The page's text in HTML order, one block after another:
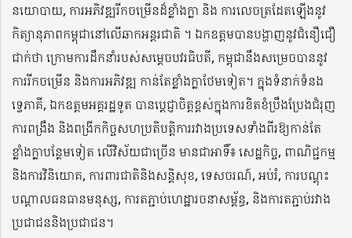
នយោបាយ, ការអភិវឌ្ឍរីកចម្រើនដ៏ខ្លាំងក្លា និង ការលេចត្រដែតឡើងនូវ
កិត្យានុភាពកម្ពុជានៅលើឆាកអន្តរជាតិ ។ ឯកឧត្តមបានបង្ហាញនូវជំនឿជឿ
ជាក់ថា ក្រោមការដឹកនាំរបស់សម្ដេចបវរធិបតី, កម្ពុជានឹងសម្រេចបាននូវ
ការរីកចម្រើន និងការអភិវឌ្ឍ កាន់តែខ្លាំងក្លាថែមទៀត។ ក្នុងទំនាក់ទំនង
ទ្វេភាគី, ឯកឧត្តមអគ្គរដ្ឋទូត បានប្ដេជ្ញាចិត្តខ្ពស់ក្នុងការខិតខំប្រឹងប្រែងជំរុញ
ការពង្រឹង និងពង្រីកកិច្ចសហប្រតិបត្តិការរវាងប្រទេសទាំងពីរឱ្យកាន់តែ
ខ្លាំងក្លាបន្ថែមទៀត លើវិស័យជាច្រើន មានជាអាទិ៍៖ សេដ្ឋកិច្ច, ពាណិជ្ជកម្ម
និងការវិនិយោគ, ការពារជាតិនិងសន្តិសុខ, ទេសចរណ៍, អប់រំ, ការបណ្ដុះ
បណ្ដាលធនធានមនុស្ស, ការតភ្ជាប់ហេដ្ឋារចនាសម្ព័ន្ធ, និងការតភ្ជាប់រវាង
ប្រជាជននិងប្រជាជន។